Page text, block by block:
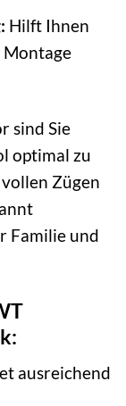
Hilft Ihnen
Montage
sind Sie
optimal zu
Zügen
Familie und
ausreichend